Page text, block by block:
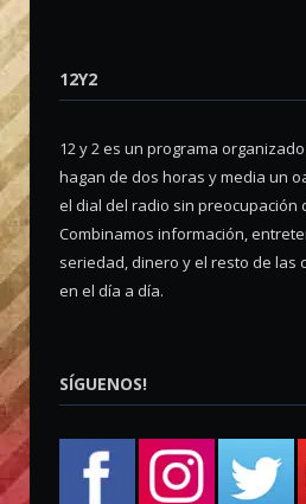
12Y2
12 y 2 es un programa
hagan de dos horas y media un
el dial del radio sin preocupación
Combinamos información,
seriedad, dinero y el resto de las
en el día a día.
SÍGUENOS!